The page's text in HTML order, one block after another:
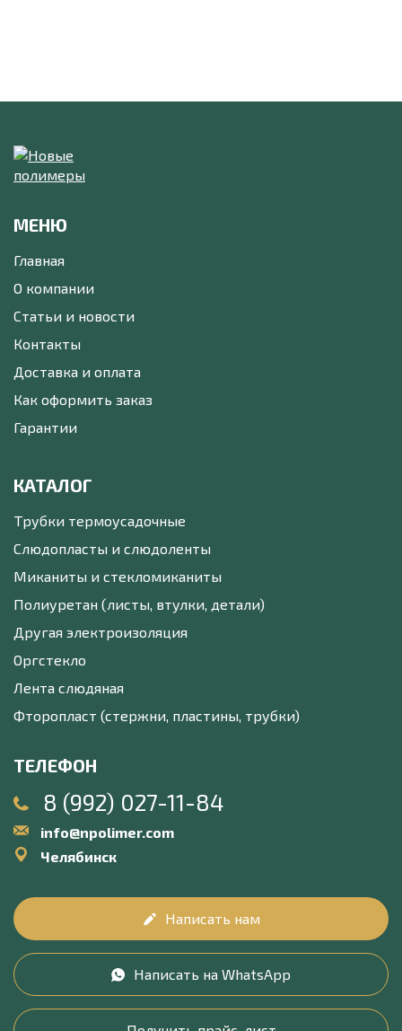
МЕНЮ
Главная
О компании
Статьи и новости
Контакты
Доставка и оплата
Как оформить заказ
Гарантии
КАТАЛОГ
Трубки термоусадочные
Слюдопласты и слюдоленты
Миканиты и стекломиканиты
Полиуретан (листы, втулки, детали)
Другая электроизоляция
Оргстекло
Лента слюдяная
Фторопласт (стержни, пластины, трубки)
ТЕЛЕФОН
8 (992) 027-11-84
info@npolimer.com
Челябинск
Написать нам
Написать на WhatsApp